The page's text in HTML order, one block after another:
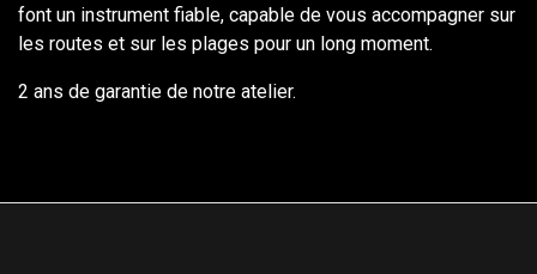
font un instrument fiable, capable de vous accompagner sur
les routes et sur les plages pour un long moment.
2 ans de garantie de notre atelier.